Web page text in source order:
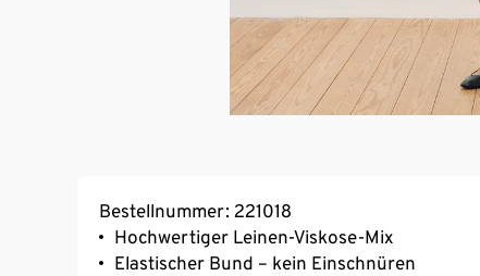
Bestellnummer: 221018
Hochwertiger Leinen-Viskose-Mix
Elastischer Bund – kein Einschnüren